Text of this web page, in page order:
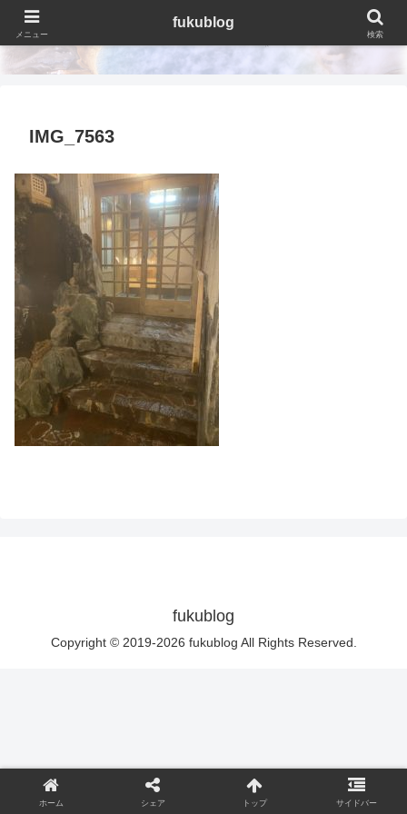
fukublog
IMG_7563
fukublog
Copyright © 2019-2026 fukublog All Rights Reserved.
メニュー
fukublog
検索
ホーム シェア トップ サイドバー